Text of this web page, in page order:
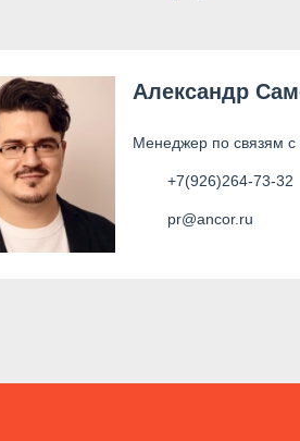
Александр
Менеджер по связям с
+7(926)264-73-32
pr@ancor.ru